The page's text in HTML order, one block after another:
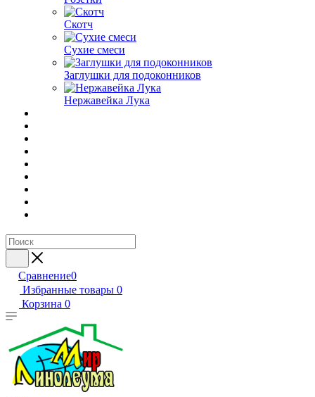
Скотч
Сухие смеси
Заглушки для подоконников
Нержавейка Лука
Сравнение0
Избранные товары 0
Корзина 0